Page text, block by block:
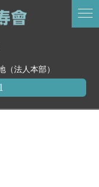
（法人本部）